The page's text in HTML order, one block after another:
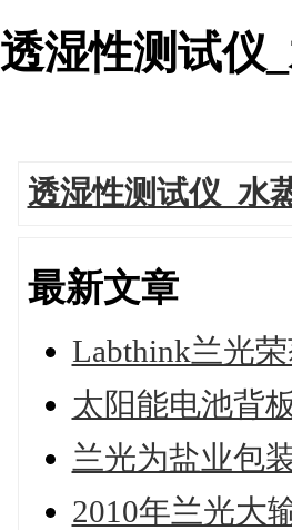
透湿性测试仪
透湿性测试仪_水
最新文章
Labthink兰光
太阳能电池背
兰光为盐业包
2010年兰光大